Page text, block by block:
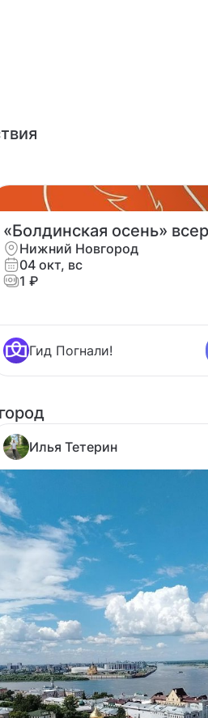
Нижний Новгород
04 окт, вс
1 ₽
Гид Погнали!
Илья Тетерин